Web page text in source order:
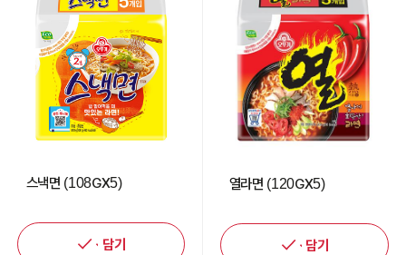
스낵면 (108GX5)
담기
열라면 (120GX5)
담기